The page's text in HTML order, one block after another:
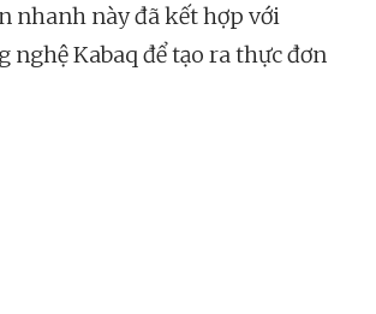
nhanh này đã kết hợp với
nghệ Kabaq để tạo ra thực đơn